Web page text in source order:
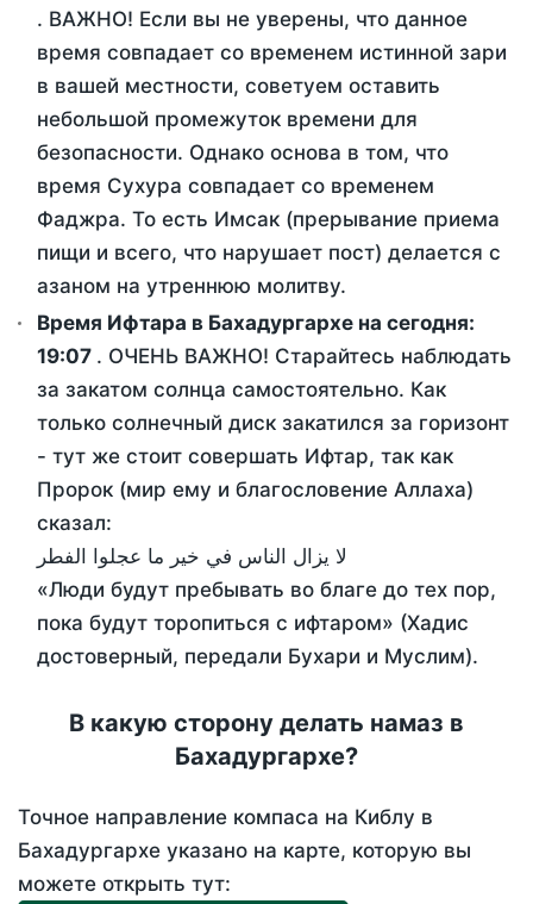
. ВАЖНО! Если вы не уверены, что данное
время совпадает со временем истинной зари
в вашей местности, советуем оставить
небольшой промежуток времени для
безопасности. Однако основа в том, что
время Сухура совпадает со временем
Фаджра. То есть Имсак (прерывание приема
пищи и всего, что нарушает пост) делается с
азаном на утреннюю молитву.
Время Ифтара в Бахадургархе на сегодня:
19:07 . ОЧЕНЬ ВАЖНО! Старайтесь наблюдать
за закатом солнца самостоятельно. Как
только солнечный диск закатился за горизонт
- тут же стоит совершать Ифтар, так как
Пророк (мир ему и благословение Аллаха)
сказал:
لا يزال الناس في خير ما عجلوا الفطر
«Люди будут пребывать во благе до тех пор,
пока будут торопиться с ифтаром» (Хадис
достоверный, передали Бухари и Муслим).
В какую сторону делать намаз в
Бахадургархе?
Точное направление компаса на Киблу в
Бахадургархе указано на карте, которую вы
можете открыть тут: